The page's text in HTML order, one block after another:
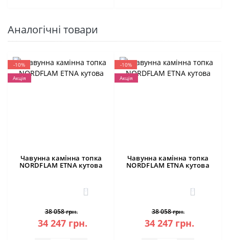
Аналогічні товари
-10%
Акція
Чавунна камінна топка
NORDFLAM ETNA кутова
0
38 058 грн.
34 247 грн.
-10%
Акція
Чавунна камінна топка
NORDFLAM ETNA кутова
0
38 058 грн.
34 247 грн.